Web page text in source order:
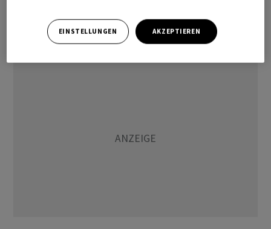
moderat zu, wogegen der technologielastige Nasdaq
100 nachgab.EINSTELLUNGEN AKZEPTIEREN